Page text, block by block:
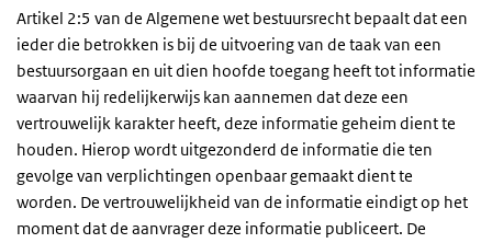
Artikel 2:5 van de Algemene wet bestuursrecht bepaalt dat een
ieder die betrokken is bij de uitvoering van de taak van een
bestuursorgaan en uit dien hoofde toegang heeft tot informatie
waarvan hij redelijkerwijs kan aannemen dat deze een
vertrouwelijk karakter heeft, deze informatie geheim dient te
houden. Hierop wordt uitgezonderd de informatie die ten
gevolge van verplichtingen openbaar gemaakt dient te
worden. De vertrouwelijkheid van de informatie eindigt op het
moment dat de aanvrager deze informatie publiceert. De